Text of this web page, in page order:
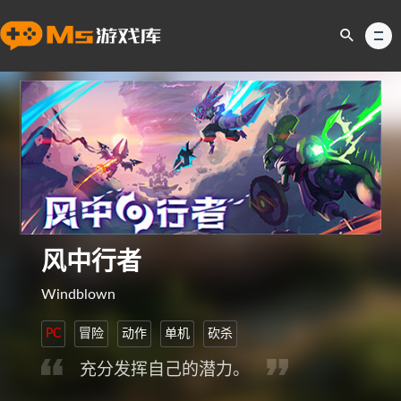
风中行者
Windblown
PC 冒险 动作 单机 砍杀
充分发挥自己的潜力。